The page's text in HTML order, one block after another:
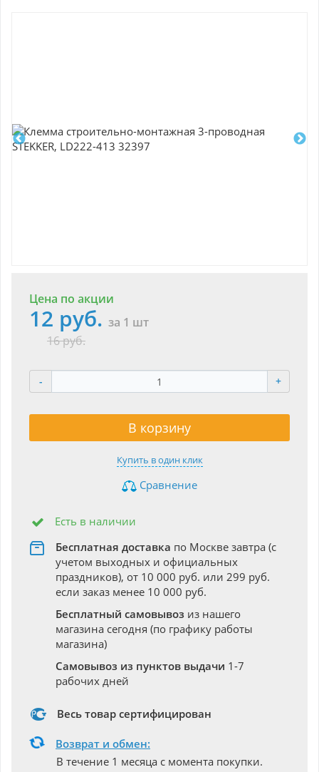
Цена по акции
12 руб. за 1 шт
16 руб.
- +
В корзину
Купить в один клик
Сравнение
Есть в наличии
Бесплатная доставка по Москве завтра (с
учетом выходных и официальных
праздников), от 10 000 руб. или 299 руб.
если заказ менее 10 000 руб.
Бесплатный самовывоз из нашего
магазина сегодня (по графику работы
магазина)
Самовывоз из пунктов выдачи 1-7
рабочих дней
Весь товар сертифицирован
Возврат и обмен:
В течение 1 месяца с момента покупки.